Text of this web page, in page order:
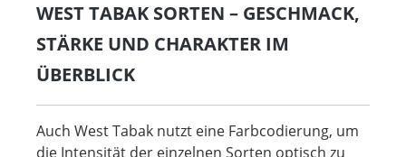
WEST TABAK SORTEN – GESCHMACK,
STÄRKE UND CHARAKTER IM
ÜBERBLICK
Auch West Tabak nutzt eine Farbcodierung, um
die Intensität der einzelnen Sorten optisch zu